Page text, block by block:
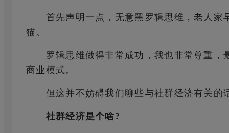
首先声明一点，无意黑罗辑思维，老人家
猫。
罗辑思维做得非常成功，我也非常尊重，
商业模式。
但这并不妨碍我们聊些与社群经济有关的
社群经济是个啥?